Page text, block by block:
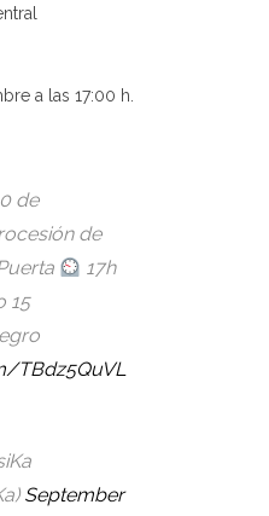
a las 17:00 h.
de
de
17h
15
TBdz5QuVL
September